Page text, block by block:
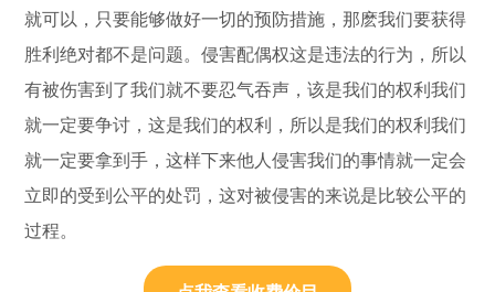
就可以，只要能够做好一切的预防措施，那麽我们要获得
胜利绝对都不是问题。侵害配偶权这是违法的行为，所以
有被伤害到了我们就不要忍气吞声，该是我们的权利我们
就一定要争讨，这是我们的权利，所以是我们的权利我们
就一定要拿到手，这样下来他人侵害我们的事情就一定会
立即的受到公平的处罚，这对被侵害的来说是比较公平的
过程。